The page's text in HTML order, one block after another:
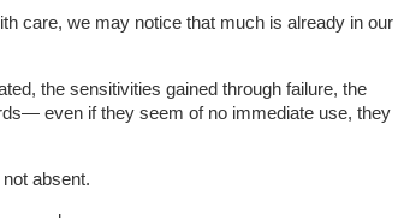
care, we may notice that much is already in our
the sensitivities gained through failure, the
even if they seem of no immediate use, they
absent.